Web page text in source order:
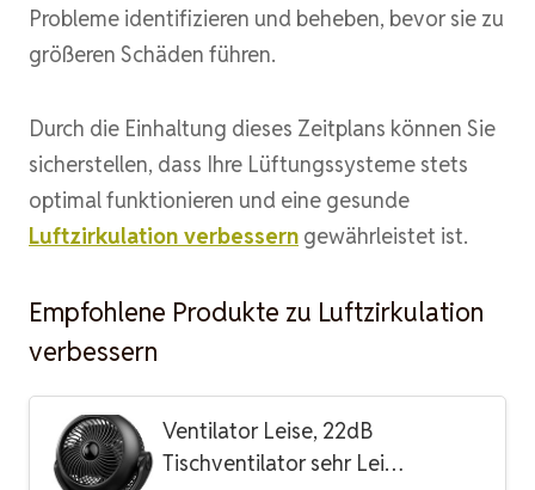
Probleme identifizieren und beheben, bevor sie zu
größeren Schäden führen.
Durch die Einhaltung dieses Zeitplans können Sie
sicherstellen, dass Ihre Lüftungssysteme stets
optimal funktionieren und eine gesunde
Luftzirkulation verbessern gewährleistet ist.
Empfohlene Produkte zu Luftzirkulation
verbessern
Ventilator Leise, 22dB
Tischventilator sehr Lei…